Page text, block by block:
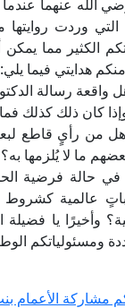
الله عنهما عندما
التي وردت
الكثير مما
هدايتي فيما يلي:
واقعة رسالة
وإذا كان ذلك كذلك
هل من رأيٍ قاطع
ما لا يُلزمها به؟
في حالة فرضية
عالمية كشروط
وأخيرًا يا
ومسئولياتكم
مشاركة الأعمام